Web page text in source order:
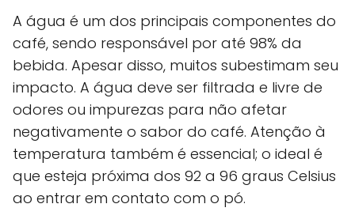
A água é um dos principais componentes do
café, sendo responsável por até 98% da
bebida. Apesar disso, muitos subestimam seu
impacto. A água deve ser filtrada e livre de
odores ou impurezas para não afetar
negativamente o sabor do café. Atenção à
temperatura também é essencial; o ideal é
que esteja próxima dos 92 a 96 graus Celsius
ao entrar em contato com o pó.